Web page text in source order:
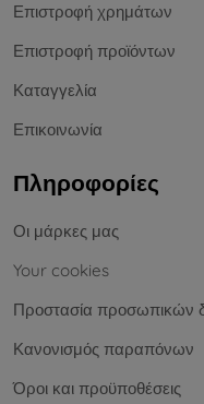
Επιστροφή χρημάτων
Επιστροφή προϊόντων
Καταγγελία
Επικοινωνία
Πληροφορίες
Οι μάρκες μας
Your cookies
Προστασία προσωπικών
Κανονισμός παραπόνων
Όροι και προϋποθέσεις